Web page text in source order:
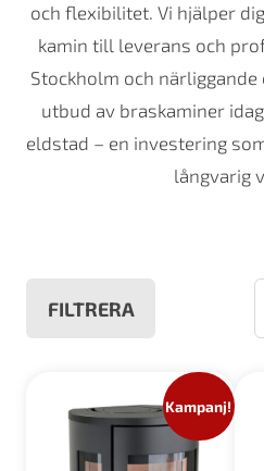
och flexibilitet. Vi hjälper
kamin till leverans och
Stockholm och
utbud av braskaminer
eldstad – en investering
långvarig
FILTRERA
Kampanj!